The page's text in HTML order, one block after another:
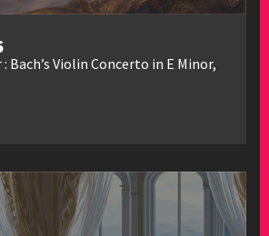
: Bach’s Violin Concerto in E Minor,